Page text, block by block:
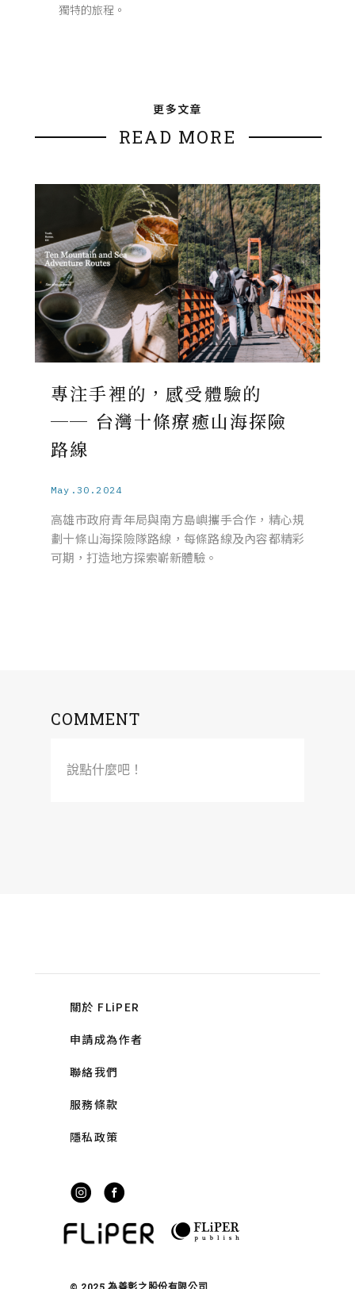
獨特的旅程。
更多文章
READ MORE
專注手裡的，感受體驗的
── 台灣十條療癒山海探險
路線
May.30.2024
高雄市政府青年局與南方島嶼攜手合作，精心規
劃十條山海探險隊路線，每條路線及內容都精彩
可期，打造地方探索嶄新體驗。
COMMENT
說點什麼吧！
關於 FLiPER
申請成為作者
聯絡我們
服務條款
隱私政策
© 2025 為善彰之股份有限公司